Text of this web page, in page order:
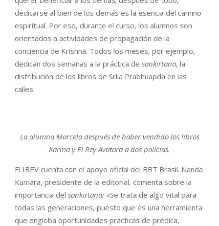
dedicarse al bien de los demás es la esencia del camino
espiritual. Por eso, durante el curso, los alumnos son
orientados a actividades de propagación de la
conciencia de Krishna. Todos los meses, por ejemplo,
dedican dos semanas a la práctica de sankirtana, la
distribución de los libros de Srila Prabhuapda en las
calles.
La alumna Marcela después de haber vendido los libros
Karma y El Rey Avatara a dos policías.
El IBEV cuenta con el apoyo oficial del BBT Brasil. Nanda
Kumara, presidente de la editorial, comenta sobre la
importancia del sankirtana: «Se trata de algo vital para
todas las generaciones, puesto que es una herramienta
que engloba oportunidades prácticas de prédica,